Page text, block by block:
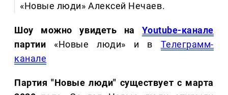
«Новые люди» Алексей Нечаев.
Шоу можно увидеть наYoutube-канале
партии «Новые люди» и в Телеграмм-
канале
Партия "Новые люди" существует с марта